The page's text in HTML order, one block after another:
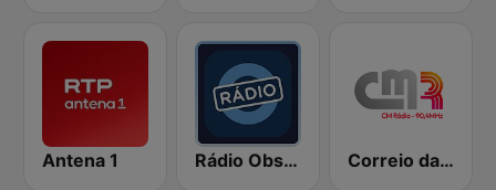
Antena 1 Rádio Observador Correio da Manhã Rádio